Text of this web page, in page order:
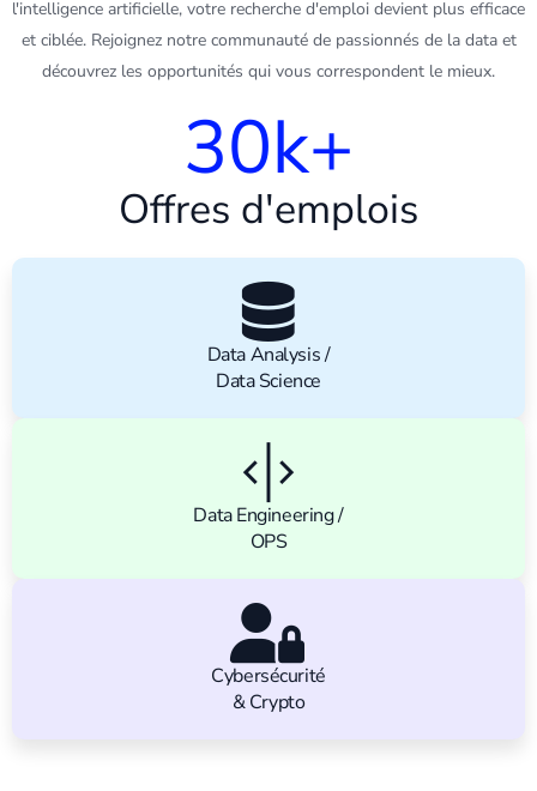
l'intelligence artificielle, votre recherche d'emploi devient plus efficace
et ciblée. Rejoignez notre communauté de passionnés de la data et
découvrez les opportunités qui vous correspondent le mieux.
Offres d'emplois
30k+
Data Analysis /
Data Science
Data Engineering /
OPS
Cybersécurité
& Crypto